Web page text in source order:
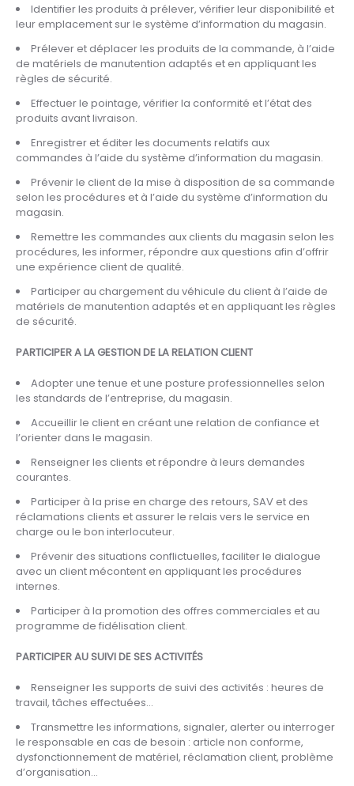
Identifier les produits à prélever, vérifier leur disponibilité et
leur emplacement sur le système d’information du magasin.
Prélever et déplacer les produits de la commande, à l’aide
de matériels de manutention adaptés et en appliquant les
règles de sécurité.
Effectuer le pointage, vérifier la conformité et l’état des
produits avant livraison.
Enregistrer et éditer les documents relatifs aux
commandes à l’aide du système d’information du magasin.
Prévenir le client de la mise à disposition de sa commande
selon les procédures et à l’aide du système d’information du
magasin.
Remettre les commandes aux clients du magasin selon les
procédures, les informer, répondre aux questions afin d’offrir
une expérience client de qualité.
Participer au chargement du véhicule du client à l’aide de
matériels de manutention adaptés et en appliquant les règles
de sécurité.
PARTICIPER A LA GESTION DE LA RELATION CLIENT
Adopter une tenue et une posture professionnelles selon
les standards de l’entreprise, du magasin.
Accueillir le client en créant une relation de confiance et
l’orienter dans le magasin.
Renseigner les clients et répondre à leurs demandes
courantes.
Participer à la prise en charge des retours, SAV et des
réclamations clients et assurer le relais vers le service en
charge ou le bon interlocuteur.
Prévenir des situations conflictuelles, faciliter le dialogue
avec un client mécontent en appliquant les procédures
internes.
Participer à la promotion des offres commerciales et au
programme de fidélisation client.
PARTICIPER AU SUIVI DE SES ACTIVITÉS
Renseigner les supports de suivi des activités : heures de
travail, tâches effectuées…
Transmettre les informations, signaler, alerter ou interroger
le responsable en cas de besoin : article non conforme,
dysfonctionnement de matériel, réclamation client, problème
d’organisation…